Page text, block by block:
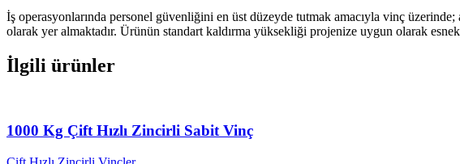
İş operasyonlarında personel güvenliğini en üst düzeyde tutmak amacıyla vinç üzerinde;
olarak yer almaktadır. Ürünün standart kaldırma yüksekliği projenize uygun olarak
İlgili ürünler
1000 Kg Çift Hızlı Zincirli Sabit Vinç